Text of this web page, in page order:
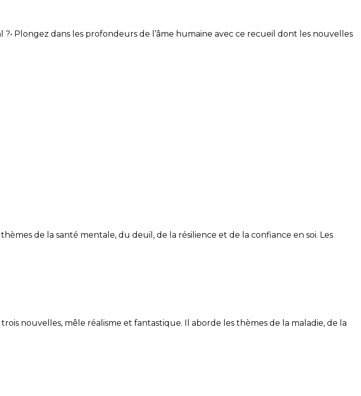
Plongez dans les profondeurs de l’âme humaine avec ce recueil dont les nouvelles
de la santé mentale, du deuil, de la résilience et de la confiance en soi. Les
nouvelles, mêle réalisme et fantastique. Il aborde les thèmes de la maladie, de la